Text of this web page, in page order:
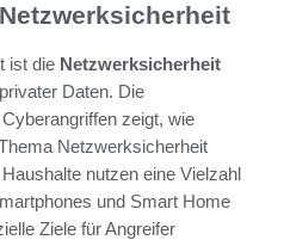
ist die Netzwerksicherheit
Daten. Die
zeigt, wie
Netzwerksicherheit
nutzen eine Vielzahl
und Smart Home
Ziele für Angreifer